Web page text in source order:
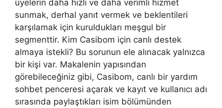
üyelerin daha hızlı ve daha verimli hizmet
sunmak, derhal yanıt vermek ve beklentileri
karşılamak için kuruldukları meşgul bir
segmenttir. Kim Casibom için canlı destek
almaya istekli? Bu sorunun ele alınacak yalnızca
bir kişi var. Makalenin yapısından
görebileceğiniz gibi, Casibom, canlı bir yardım
sohbet penceresi açarak ve kayıt ve kullanıcı adı
sırasında paylaştıkları isim bölümünden